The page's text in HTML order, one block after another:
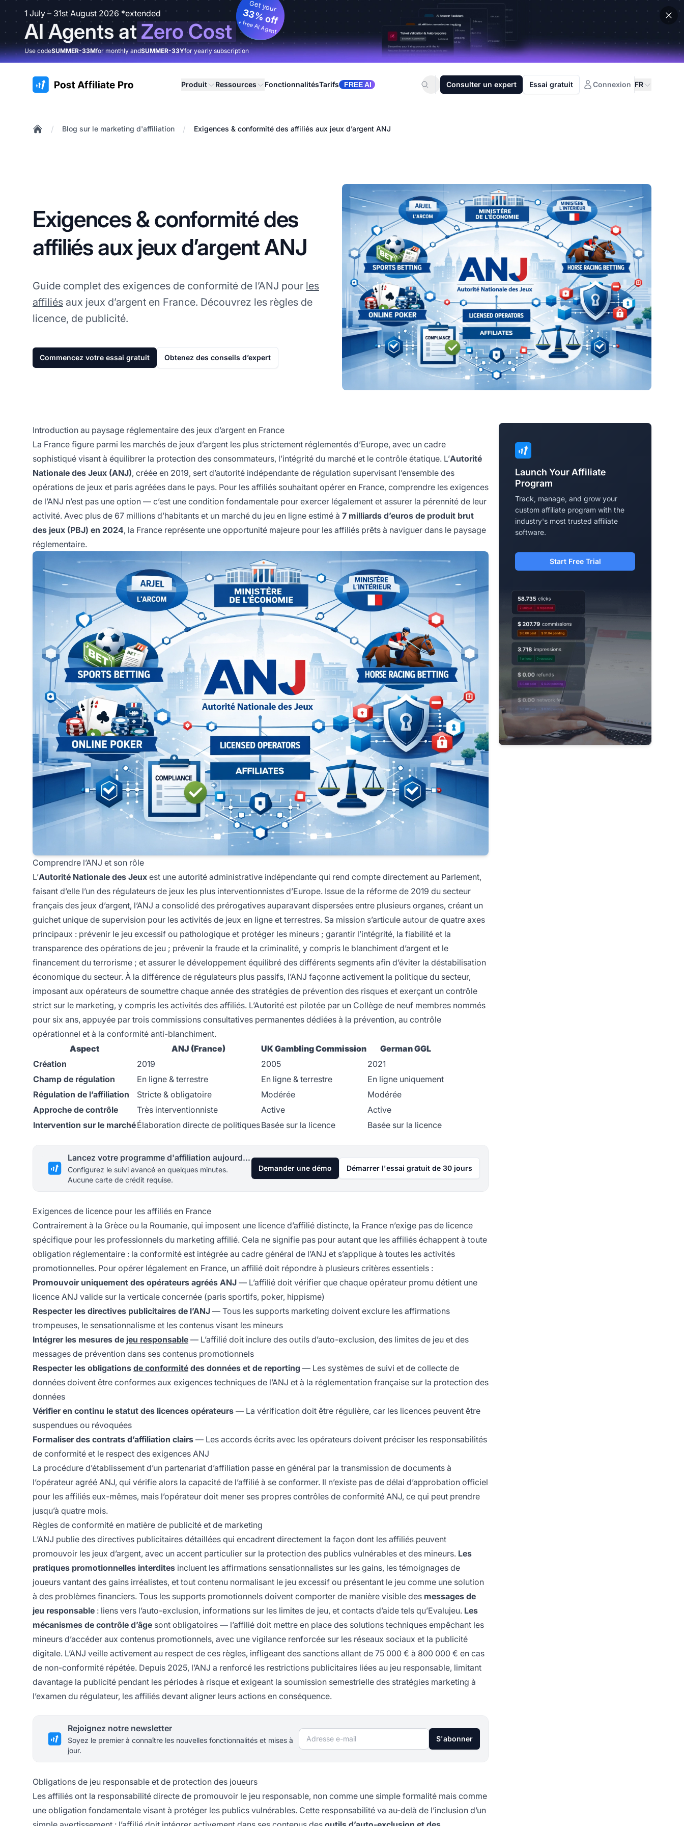
1 July – 31st August 2026 *extended
AI Agents atZero Cost
Get your
33% off
+ free AI Agent
Use codeSUMMER-33Mfor monthly andSUMMER-33Yfor yearly subscription
:site.title Produit Ressources FonctionnalitésTarifs FREE AI Consulter un expert Essai gratuit Connexion FR
/ Blog sur le marketing d'affiliation / Exigences & conformité des affiliés aux jeux d’argent ANJ
Exigences & conformité des
affiliés aux jeux d’argent ANJ
Guide complet des exigences de conformité de l’ANJ pour les
affiliés aux jeux d’argent en France. Découvrez les règles de
licence, de publicité.
Commencez votre essai gratuit Obtenez des conseils d’expert
Introduction au paysage réglementaire des jeux d’argent en France
La France figure parmi les marchés de jeux d’argent les plus strictement réglementés d’Europe, avec un cadre
sophistiqué visant à équilibrer la protection des consommateurs, l’intégrité du marché et le contrôle étatique. L’Autorité
Nationale des Jeux (ANJ), créée en 2019, sert d’autorité indépendante de régulation supervisant l’ensemble des
opérations de jeux et paris agréées dans le pays. Pour les affiliés souhaitant opérer en France, comprendre les exigences
de l’ANJ n’est pas une option — c’est une condition fondamentale pour exercer légalement et assurer la pérennité de leur
activité. Avec plus de 67 millions d’habitants et un marché du jeu en ligne estimé à 7 milliards d’euros de produit brut
des jeux (PBJ) en 2024, la France représente une opportunité majeure pour les affiliés prêts à naviguer dans le paysage
réglementaire.
Comprendre l’ANJ et son rôle
L’Autorité Nationale des Jeux est une autorité administrative indépendante qui rend compte directement au Parlement,
faisant d’elle l’un des régulateurs de jeux les plus interventionnistes d’Europe. Issue de la réforme de 2019 du secteur
français des jeux d’argent, l’ANJ a consolidé des prérogatives auparavant dispersées entre plusieurs organes, créant un
guichet unique de supervision pour les activités de jeux en ligne et terrestres. Sa mission s’articule autour de quatre axes
principaux : prévenir le jeu excessif ou pathologique et protéger les mineurs ; garantir l’intégrité, la fiabilité et la
transparence des opérations de jeu ; prévenir la fraude et la criminalité, y compris le blanchiment d’argent et le
financement du terrorisme ; et assurer le développement équilibré des différents segments afin d’éviter la déstabilisation
économique du secteur. À la différence de régulateurs plus passifs, l’ANJ façonne activement la politique du secteur,
imposant aux opérateurs de soumettre chaque année des stratégies de prévention des risques et exerçant un contrôle
strict sur le marketing, y compris les activités des affiliés. L’Autorité est pilotée par un Collège de neuf membres nommés
pour six ans, appuyée par trois commissions consultatives permanentes dédiées à la prévention, au contrôle
opérationnel et à la conformité anti-blanchiment.
Aspect
ANJ (France) UK Gambling Commission
German GGL
Création
2019 2005
2021
Champ de régulation
En ligne & terrestre En ligne & terrestre
En ligne uniquement
Régulation de l’affiliation
Stricte & obligatoire Modérée
Modérée
Approche de contrôle
Très interventionniste Active
Active
Intervention sur le marchéÉlaboration directe de politiquesBasée sur la licence Basée sur la licence
Lancez votre programme d'affiliation aujourd'hui
Configurez le suivi avancé en quelques minutes.
Aucune carte de crédit requise.
Demander une démo Démarrer l'essai gratuit de 30 jours
Exigences de licence pour les affiliés en France
Contrairement à la Grèce ou la Roumanie, qui imposent une licence d’affilié distincte, la France n’exige pas de licence
spécifique pour les professionnels du marketing affilié. Cela ne signifie pas pour autant que les affiliés échappent à toute
obligation réglementaire : la conformité est intégrée au cadre général de l’ANJ et s’applique à toutes les activités
promotionnelles. Pour opérer légalement en France, un affilié doit répondre à plusieurs critères essentiels :
Promouvoir uniquement des opérateurs agréés ANJ — L’affilié doit vérifier que chaque opérateur promu détient une
licence ANJ valide sur la verticale concernée (paris sportifs, poker, hippisme)
Respecter les directives publicitaires de l’ANJ — Tous les supports marketing doivent exclure les affirmations
trompeuses, le sensationnalisme et les contenus visant les mineurs
Intégrer les mesures de jeu responsable — L’affilié doit inclure des outils d’auto-exclusion, des limites de jeu et des
messages de prévention dans ses contenus promotionnels
Respecter les obligations de conformité des données et de reporting — Les systèmes de suivi et de collecte de
données doivent être conformes aux exigences techniques de l’ANJ et à la réglementation française sur la protection des
données
Vérifier en continu le statut des licences opérateurs — La vérification doit être régulière, car les licences peuvent être
suspendues ou révoquées
Formaliser des contrats d’affiliation clairs — Les accords écrits avec les opérateurs doivent préciser les responsabilités
de conformité et le respect des exigences ANJ
La procédure d’établissement d’un partenariat d’affiliation passe en général par la transmission de documents à
l’opérateur agréé ANJ, qui vérifie alors la capacité de l’affilié à se conformer. Il n’existe pas de délai d’approbation officiel
pour les affiliés eux-mêmes, mais l’opérateur doit mener ses propres contrôles de conformité ANJ, ce qui peut prendre
jusqu’à quatre mois.
Règles de conformité en matière de publicité et de marketing
L’ANJ publie des directives publicitaires détaillées qui encadrent directement la façon dont les affiliés peuvent
promouvoir les jeux d’argent, avec un accent particulier sur la protection des publics vulnérables et des mineurs. Les
pratiques promotionnelles interdites incluent les affirmations sensationnalistes sur les gains, les témoignages de
joueurs vantant des gains irréalistes, et tout contenu normalisant le jeu excessif ou présentant le jeu comme une solution
à des problèmes financiers. Tous les supports promotionnels doivent comporter de manière visible des messages de
jeu responsable : liens vers l’auto-exclusion, informations sur les limites de jeu, et contacts d’aide tels qu’Evalujeu. Les
mécanismes de contrôle d’âge sont obligatoires — l’affilié doit mettre en place des solutions techniques empêchant les
mineurs d’accéder aux contenus promotionnels, avec une vigilance renforcée sur les réseaux sociaux et la publicité
digitale. L’ANJ veille activement au respect de ces règles, infligeant des sanctions allant de 75 000 € à 800 000 € en cas
de non-conformité répétée. Depuis 2025, l’ANJ a renforcé les restrictions publicitaires liées au jeu responsable, limitant
davantage la publicité pendant les périodes à risque et exigeant la soumission semestrielle des stratégies marketing à
l’examen du régulateur, les affiliés devant aligner leurs actions en conséquence.
Rejoignez notre newsletter
Soyez le premier à connaître les nouvelles fonctionnalités et mises à
jour.
Adresse e-mail S'abonner
Obligations de jeu responsable et de protection des joueurs
Les affiliés ont la responsabilité directe de promouvoir le jeu responsable, non comme une simple formalité mais comme
une obligation fondamentale visant à protéger les publics vulnérables. Cette responsabilité va au-delà de l’inclusion d’un
Launch Your Affiliate
Program
Track, manage, and grow your
custom affiliate program with the
industry's most trusted affiliate
software.
Start Free Trial